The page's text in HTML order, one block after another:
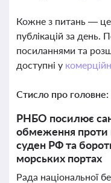
Кожне з питань — це
публікацій за
посиланнями та
доступні у
Стисло про головне:
РНБО посилює
обмеження проти
суден РФ та
морських портах
Рада національної